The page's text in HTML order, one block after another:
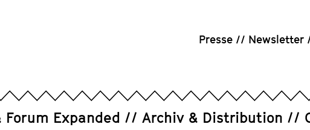
Presse Newsletter
Forum Expanded Archiv & Distribution